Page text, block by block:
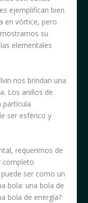
ejemplifican bien
en vórtice, pero
su
elementales
nos brindan una
Los anillos de
partícula
ser esférico y
requerimos de
completo
ser como un
bola: una bola de
bola de energía?